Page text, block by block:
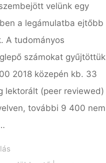
velünk egy
a legámulatba ejtőbb
A tudományos
számokat gyűjtöttük
2018 közepén kb. 33
lektorált (peer reviewed)
további 9 400 nem